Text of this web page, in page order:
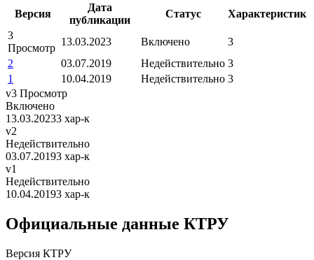
Версия
Дата
публикации
Статус
Характеристик
3
Просмотр
13.03.2023 Включено
3
2
03.07.2019 Недействительно 3
1
10.04.2019 Недействительно 3
v3 Просмотр
Включено
13.03.20233 хар-к
v2
Недействительно
03.07.20193 хар-к
v1
Недействительно
10.04.20193 хар-к
Официальные данные КТРУ
Версия КТРУ